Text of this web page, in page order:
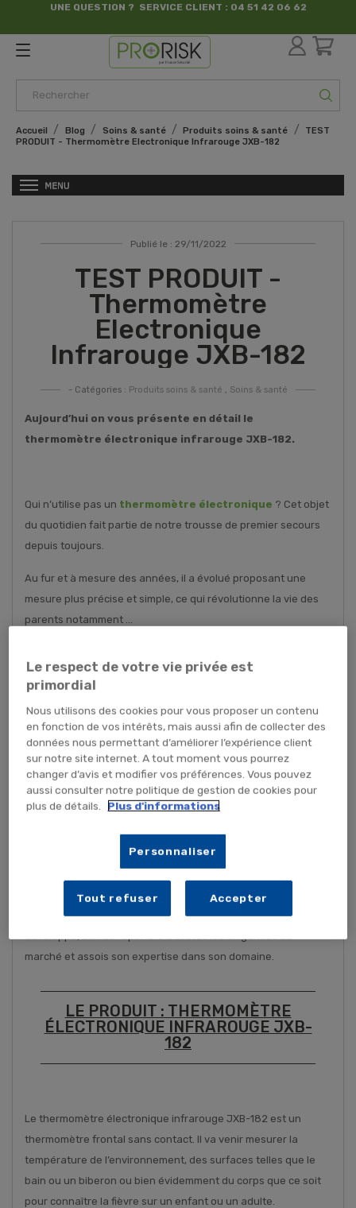
UNE QUESTION ? SERVICE CLIENT : 04 51 42 06 62
par France Sécurité
Accueil Blog Soins & santé Produits soins & santé
TEST
PRODUIT - Thermomètre Electronique Infrarouge JXB-182
Publié le : 29/11/2022
TEST PRODUIT -
Thermomètre
Electronique
Infrarouge JXB-182
- Catégories : Produits soins & santé , Soins & santé
Aujourd’hui on vous présente en détail le
thermomètre électronique infrarouge JXB-182.
Qui n’utilise pas un thermomètre électronique ? Cet objet
du quotidien fait partie de notre trousse de premier secours
depuis toujours.
Au fur et à mesure des années, il a évolué proposant une
mesure plus précise et simple, ce qui révolutionne la vie des
parents notamment …
thermomètre électronique infrarouge de la marque Berrcom,
vendu sur notre site.
LA MARQUE Pelimex
Depuis 1997, l’entreprise Pelimex est spécialisée dans la
mesure médicale périphérique, température, tension, poids …
Grâce à un programme constant de recherche et
développement, Pelimex se développe et se fait une place sur
Conseil et Négoce ce qui permet de développer une nouvelle
gamme hygiène. Aujourd’hui, PE Conseil et Négoce se
marché et assois son expertise dans son domaine.
LE PRODUIT : THERMOMÈTRE
ÉLECTRONIQUE INFRAROUGE JXB-
182
Le thermomètre électronique infrarouge JXB-182 est un
thermomètre frontal sans contact. Il va venir mesurer la
température de l’environnement, des surfaces telles que le
bain ou un biberon ou bien évidemment du corps que ce soit
pour connaître la fièvre sur un enfant ou un adulte.
Le respect de votre vie privée est
primordial
Nous utilisons des cookies pour vous proposer un contenu
en fonction de vos intérêts, mais aussi afin de collecter des
données nous permettant d’améliorer l’expérience client
sur notre site internet. A tout moment vous pourrez
changer d’avis et modifier vos préférences. Vous pouvez
aussi consulter notre politique de gestion de cookies pour
plus de détails.
Plus d'informations
Personnaliser
Tout refuser Accepter